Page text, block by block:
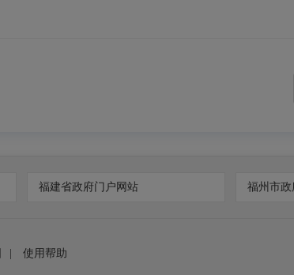
福建省政府门户网站 福州市
使用帮助